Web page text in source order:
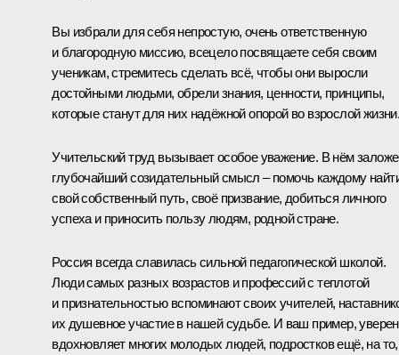
Вы избрали для себя непростую, очень ответственную
и благородную миссию, всецело посвящаете себя своим
ученикам, стремитесь сделать всё, чтобы они выросли
достойными людьми, обрели знания, ценности, принципы,
которые станут для них надёжной опорой во взрослой
Учительский труд вызывает особое уважение. В нём
глубочайший созидательный смысл – помочь каждому
свой собственный путь, своё призвание, добиться личного
успеха и приносить пользу людям, родной стране.
Россия всегда славилась сильной педагогической школой.
Люди самых разных возрастов и профессий с теплотой
и признательностью вспоминают своих учителей,
их душевное участие в нашей судьбе. И ваш пример,
вдохновляет многих молодых людей, подростков ещё, на то,